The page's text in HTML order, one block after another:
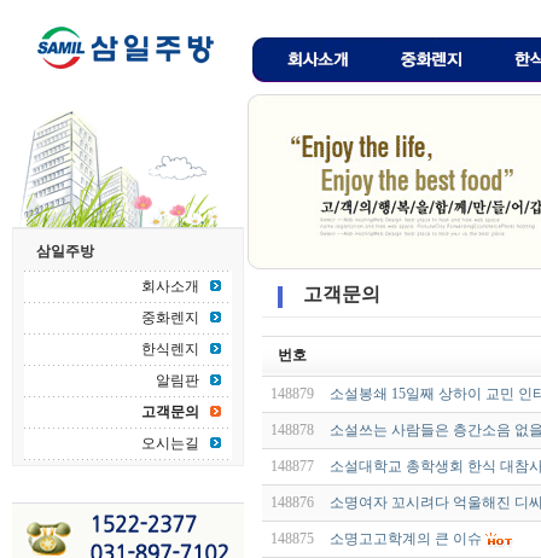
삼일주방
회사소개
중화렌지
한식렌지
알림판
고객문의
오시는길
고객문의
번호
148879 소설봉쇄 15일째 상하이 교민 인
148878 소설쓰는 사람들은 층간소음 없
148877 소설대학교 총학생회 한식 대참
148876 소명여자 꼬시려다 억울해진 디
148875 소명고고학계의 큰 이슈